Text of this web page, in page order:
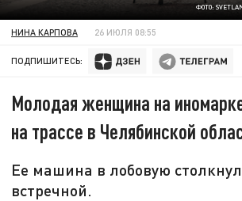
ФОТО:
НИНА КАРПОВА 26 ИЮЛЯ 08:55
ПОДПИШИТЕСЬ:
Молодая женщина на
на трассе в Челябинской
Ее машина в лобовую
встречной.